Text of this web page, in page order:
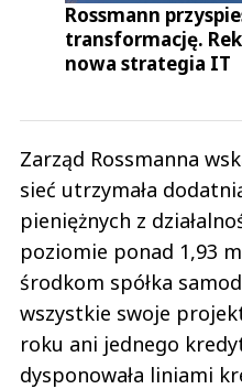
Rossmann
transformację.
nowa strategia IT
Zarząd Rossmanna
sieć utrzymała
pieniężnych z
poziomie ponad 1,93
środkom spółka
wszystkie swoje
roku ani jednego
dysponowała liniami